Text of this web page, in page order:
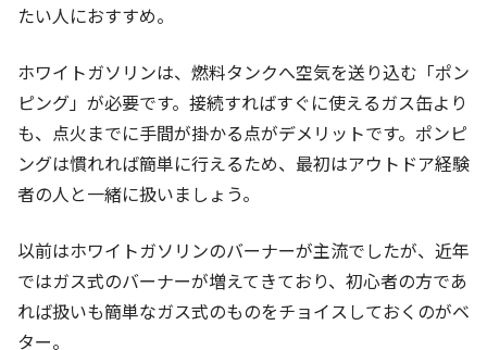
たい人におすすめ。
ホワイトガソリンは、燃料タンクへ空気を送り込む「ポン
ピング」が必要です。接続すればすぐに使えるガス缶より
も、点火までに手間が掛かる点がデメリットです。ポンピ
ングは慣れれば簡単に行えるため、最初はアウトドア経験
者の人と一緒に扱いましょう。
以前はホワイトガソリンのバーナーが主流でしたが、近年
ではガス式のバーナーが増えてきており、初心者の方であ
れば扱いも簡単なガス式のものをチョイスしておくのがベ
ター。